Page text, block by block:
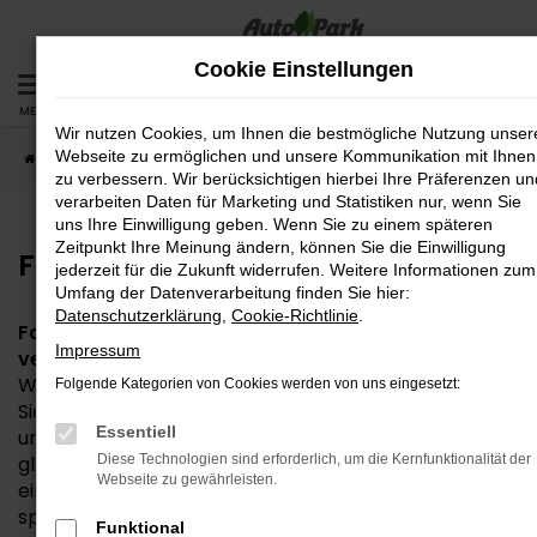
Zum
springen
MENÜ
Startseite Fahrzeuge Fahrzeug-Bestand
Fahrzeug-Bestand
Fahrzeuge vor Ort – entdecken, vergleichen,
verlieben!
Willkommen in unserer Fahrzeugbörse! Hier finden
Sie eine große Auswahl an sofort verfügbaren Neu-
und Gebrauchtwagen direkt bei uns vor Ort. Ganz
gleich, ob Sie nach einem sparsamen Kleinwagen,
einem geräumigen Familienauto oder einem
sportlichen SUV suchen – bei uns werden Sie fündig.
Cookie Einstellungen
Wir nutzen Cookies, um Ihnen die bestmögliche Nutzung
Webseite zu ermöglichen und unsere Kommunikation mit Ihnen
zu verbessern. Wir berücksichtigen hierbei Ihre Präferenzen
verarbeiten Daten für Marketing und Statistiken nur, wenn Sie
uns Ihre Einwilligung geben. Wenn Sie zu einem späteren
Zeitpunkt Ihre Meinung ändern, können Sie die Einwilligung
jederzeit für die Zukunft widerrufen. Weitere Informationen zum
Umfang der Datenverarbeitung finden Sie hier:
Datenschutzerklärung Cookie-Richtlinie
Impressum
Folgende Kategorien von Cookies werden von uns eingesetzt:
Essentiell
Diese Technologien sind erforderlich, um die Kernfunktionalität der
Webseite zu gewährleisten.
Funktional